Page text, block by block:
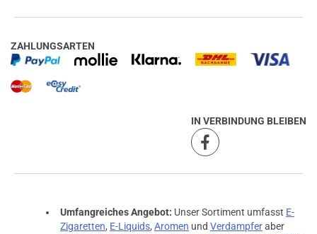
ZAHLUNGSARTEN
IN VERBINDUNG BLEIBEN
Umfangreiches Angebot: Unser Sortiment umfasst E-
Zigaretten, E-Liquids, Aromen und Verdampferaber